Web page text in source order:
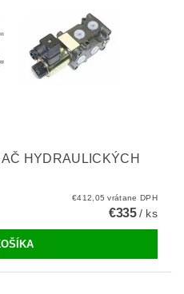
HYDRAULICKÝCH
€412,05 vrátane DPH
€335/ ks